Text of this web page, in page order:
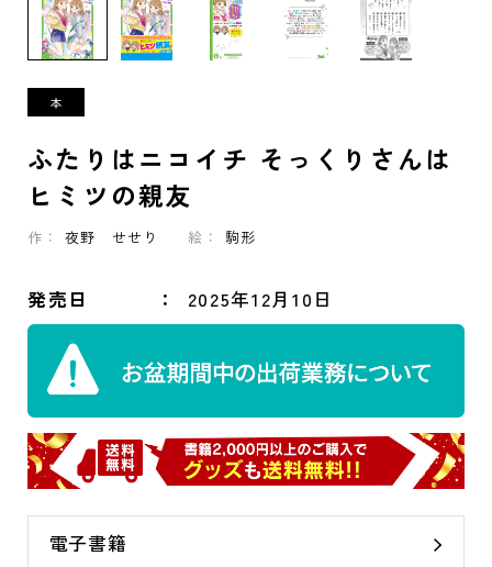
ふたりはニコイチ そっくりさんは
ヒミツの親友
作： 夜野 せせり 絵： 駒形
発売日 2025年12月10日
電子書籍